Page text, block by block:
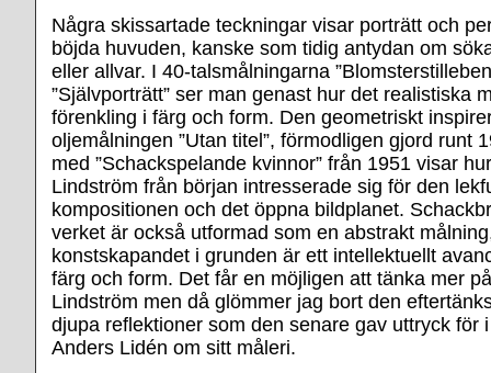
Några skissartade teckningar visar porträtt och
böjda huvuden, kanske som tidig antydan om
eller allvar. I 40-talsmålningarna
”Självporträtt” ser man genast hur det realistiska
förenkling i färg och form. Den geometriskt
oljemålningen ”Utan titel”, förmodligen gjord runt
med ”Schackspelande kvinnor” från 1951 visar
Lindström från början intresserade sig för den
kompositionen och det öppna bildplanet.
verket är också utformad som en abstrakt
konstskapandet i grunden är ett intellektuellt
färg och form. Det får en möjligen att tänka mer
Lindström men då glömmer jag bort den
djupa reflektioner som den senare gav uttryck för
Anders Lidén om sitt måleri.